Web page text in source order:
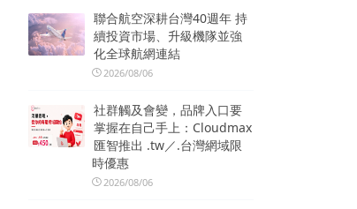
聯合航空深耕台灣40週年 持
續投資市場、升級機隊並強
化全球航網連結
2026/08/06
社群觸及會變，品牌入口要
掌握在自己手上：Cloudmax
匯智推出 .tw／.台灣網域限
時優惠
2026/08/06